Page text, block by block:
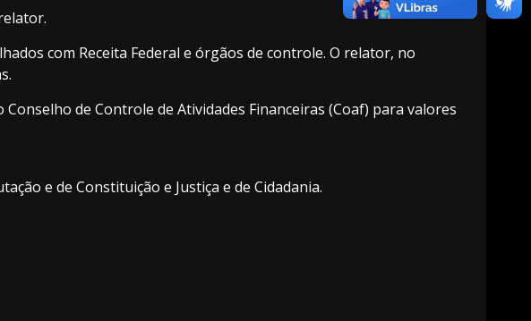
com Receita Federal e órgãos de controle. O relator, no
de Controle de Atividades Financeiras (Coaf) para valores
e de Constituição e Justiça e de Cidadania.